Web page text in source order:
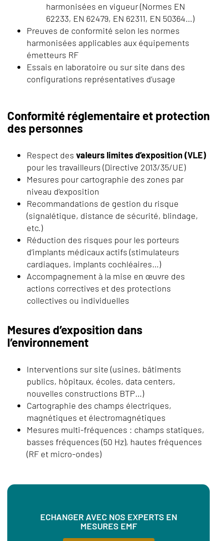
harmonisées en vigueur (Normes EN
62233, EN 62479, EN 62311, EN 50364…)
Preuves de conformité selon les normes
harmonisées applicables aux équipements
émetteurs RF
Essais en laboratoire ou sur site dans des
configurations représentatives d’usage
Conformité réglementaire et protection
des personnes
Respect des valeurs limites d’exposition (VLE)
pour les travailleurs (Directive 2013/35/UE)
Mesures pour cartographie des zones par
niveau d’exposition
Recommandations de gestion du risque
(signalétique, distance de sécurité, blindage,
etc.)
Réduction des risques pour les porteurs
d’implants médicaux actifs (stimulateurs
cardiaques, implants cochléaires…)
Accompagnement à la mise en œuvre des
actions correctives et des protections
collectives ou individuelles
Mesures d’exposition dans
l’environnement
Interventions sur site (usines, bâtiments
publics, hôpitaux, écoles, data centers,
nouvelles constructions BTP…)
Cartographie des champs électriques,
magnétiques et électromagnétiques
Mesures multi-fréquences : champs statiques,
basses fréquences (50 Hz), hautes fréquences
(RF et micro-ondes)
ECHANGER AVEC NOS EXPERTS EN
MESURES EMF